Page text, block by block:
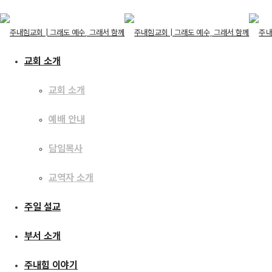
교회 소개
교회 소개
담임목사
주일 설교
주내힘 이야기
교회 소개
교회 소개
예배 안내
담임목사
교역자 소개
주일 설교
부서 소개
주내힘 이야기
주일 설교
[19.03.31] 예수이야